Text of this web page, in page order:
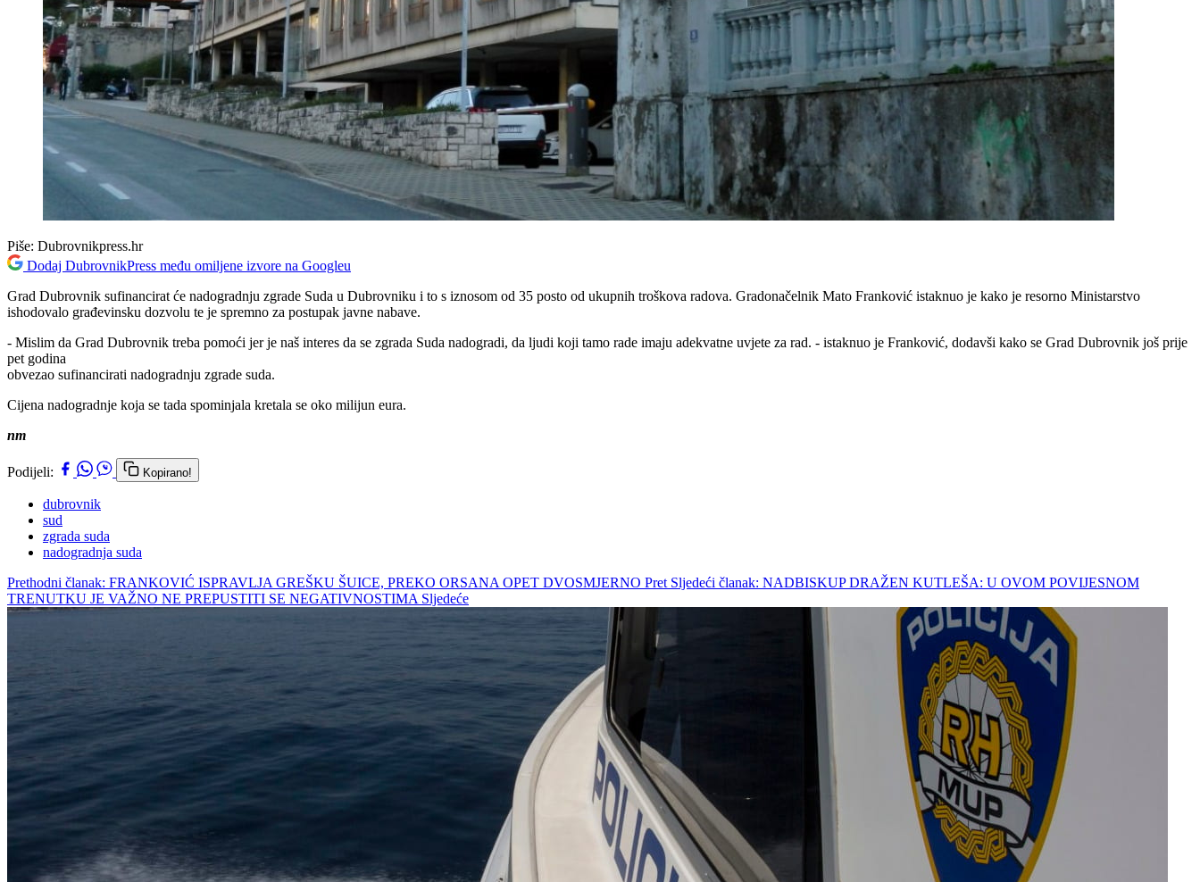
Piše: Dubrovnikpress.hr
Dodaj DubrovnikPress među omiljene izvore na Googleu
Grad Dubrovnik sufinancirat će nadogradnju zgrade Suda u Dubrovniku i to s iznosom od 35 posto od ukupnih troškova radova. Gradonačelnik Mato Franković istaknuo je kako je resorno Ministarstvo
ishodovalo građevinsku dozvolu te je spremno za postupak javne nabave.
- Mislim da Grad Dubrovnik treba pomoći jer je naš interes da se zgrada Suda nadogradi, da ljudi koji tamo rade imaju adekvatne uvjete za rad. - istaknuo je Franković, dodavši kako se Grad Dubrovnik još prije
pet godina
obvezao sufinancirati nadogradnju zgrade suda.
Cijena nadogradnje koja se tada spominjala kretala se oko milijun eura.
nm
Podijeli: Kopirano!
dubrovnik
sud
zgrada suda
nadogradnja suda
Prethodni članak: FRANKOVIĆ ISPRAVLJA GREŠKU ŠUICE, PREKO ORSANA OPET DVOSMJERNO Pret Sljedeći članak: NADBISKUP DRAŽEN KUTLEŠA: U OVOM POVIJESNOM
TRENUTKU JE VAŽNO NE PREPUSTITI SE NEGATIVNOSTIMA Sljedeće